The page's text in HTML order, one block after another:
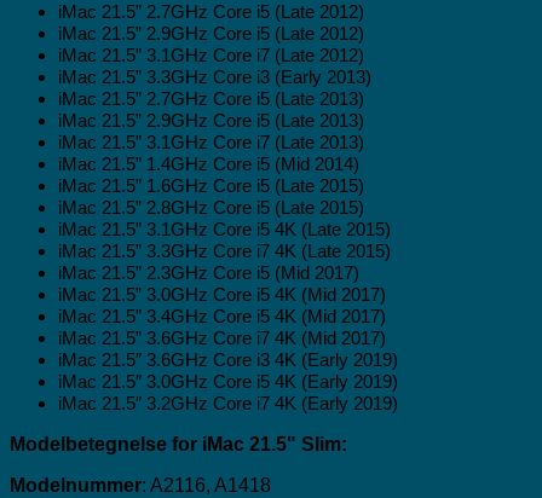
iMac 21.5” 2.7GHz Core i5 (Late 2012)
iMac 21.5” 2.9GHz Core i5 (Late 2012)
iMac 21.5” 3.1GHz Core i7 (Late 2012)
iMac 21.5” 3.3GHz Core i3 (Early 2013)
iMac 21.5” 2.7GHz Core i5 (Late 2013)
iMac 21.5” 2.9GHz Core i5 (Late 2013)
iMac 21.5” 3.1GHz Core i7 (Late 2013)
iMac 21.5” 1.4GHz Core i5 (Mid 2014)
iMac 21.5” 1.6GHz Core i5 (Late 2015)
iMac 21.5” 2.8GHz Core i5 (Late 2015)
iMac 21.5” 3.1GHz Core i5 4K (Late 2015)
iMac 21.5” 3.3GHz Core i7 4K (Late 2015)
iMac 21.5” 2.3GHz Core i5 (Mid 2017)
iMac 21.5” 3.0GHz Core i5 4K (Mid 2017)
iMac 21.5” 3.4GHz Core i5 4K (Mid 2017)
iMac 21.5” 3.6GHz Core i7 4K (Mid 2017)
iMac 21.5″ 3.6GHz Core i3 4K (Early 2019)
iMac 21.5″ 3.0GHz Core i5 4K (Early 2019)
iMac 21.5″ 3.2GHz Core i7 4K (Early 2019)
Modelbetegnelse for iMac 21.5" Slim:
Modelnummer: A2116, A1418